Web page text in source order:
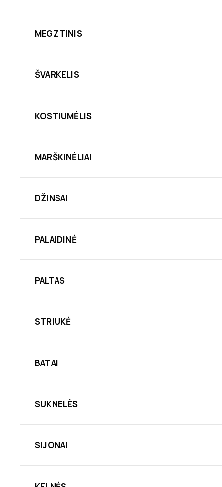
MEGZTINIS
ŠVARKELIS
KOSTIUMĖLIS
MARŠKINĖLIAI
DŽINSAI
PALAIDINĖ
PALTAS
STRIUKĖ
BATAI
SUKNELĖS
SIJONAI